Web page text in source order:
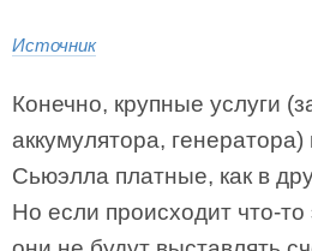
Источник
Конечно, крупные услуги
аккумулятора,
Сьюэлла платные, как в
Но если происходит что-